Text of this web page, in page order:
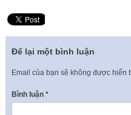
Để lại một bình luận
Email của bạn sẽ không được hiển
Bình luận *